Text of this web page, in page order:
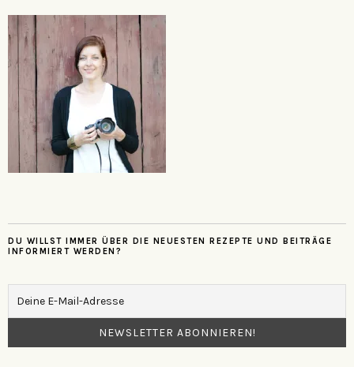
DU WILLST IMMER ÜBER DIE NEUESTEN REZEPTE UND BEITRÄGE
INFORMIERT WERDEN?